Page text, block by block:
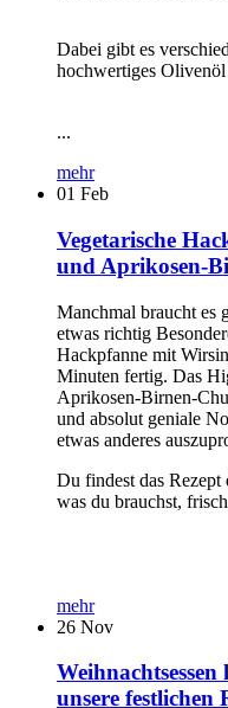
Dabei gibt es
hochwertiges
...
mehr
01 Feb
Vegetarische
und Aprikosen-
Manchmal braucht es
etwas richtig
Hackpfanne mit
Minuten fertig. Das
Aprikosen-Birnen-
und absolut geniale
etwas anderes
Du findest das
was du brauchst,
mehr
26 Nov
unsere festlichen